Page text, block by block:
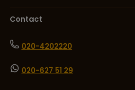
Contact
020-4202220
020-627 51 29